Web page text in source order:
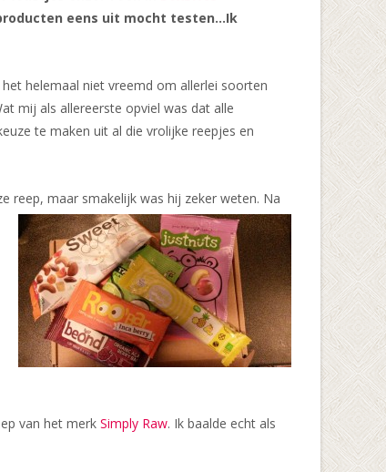
eens uit mocht testen…Ik
helemaal niet vreemd om allerlei soorten
mij als allereerste opviel was dat alle
te maken uit al die vrolijke reepjes en
reep, maar smakelijk was hij zeker weten. Na
van het merk Simply Raw. Ik baalde echt als